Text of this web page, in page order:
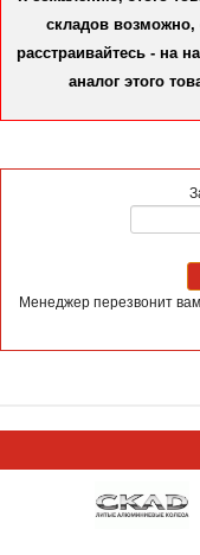
складов возможно,
расстраивайтесь - на
аналог этого
Менеджер перезвонит